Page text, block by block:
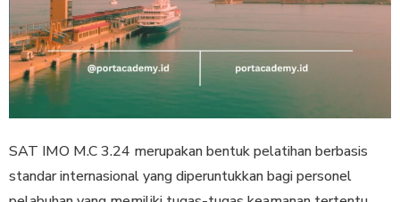
SAT IMO M.C 3.24 merupakan bentuk pelatihan berbasis
standar internasional yang diperuntukkan bagi personel